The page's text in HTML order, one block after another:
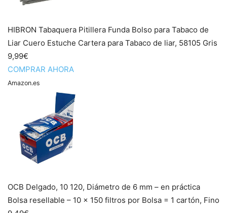
HIBRON Tabaquera Pitillera Funda Bolso para Tabaco de
Liar Cuero Estuche Cartera para Tabaco de liar, 58105 Gris
9,99€
COMPRAR AHORA
Amazon.es
OCB Delgado, 10 120, Diámetro de 6 mm – en práctica
Bolsa resellable – 10 x 150 filtros por Bolsa = 1 cartón, Fino